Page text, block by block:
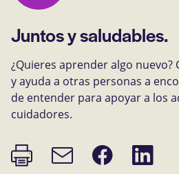
Juntos y saludables.
¿Quieres aprender algo nuevo?
y ayuda a otras personas a
de entender para apoyar a los
cuidadores.
Imprimir
página
Enlace
de
Compartir
en
Compartir
en